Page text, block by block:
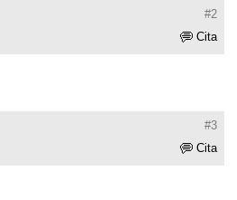
#2
Cita
#3
Cita